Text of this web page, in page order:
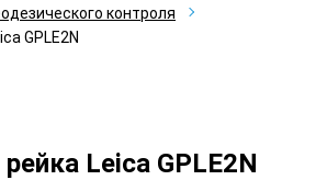
контроля
GPLE2N
Leica GPLE2N